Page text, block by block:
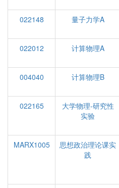
022148
量子力学A
022012
计算物理A
004040
计算物理B
022165
大学物理-研究性
实验
MARX1005
思想政治理论课实
践